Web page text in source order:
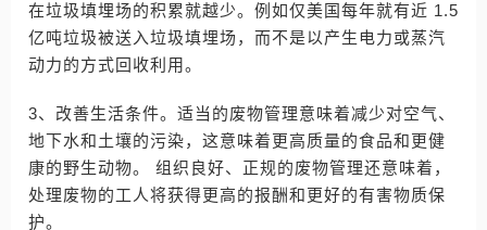
在垃圾填埋场的积累就越少。例如仅美国每年就有近 1.5
亿吨垃圾被送入垃圾填埋场，而不是以产生电力或蒸汽
动力的方式回收利用。
3、改善生活条件。适当的废物管理意味着减少对空气、
地下水和土壤的污染，这意味着更高质量的食品和更健
康的野生动物。 组织良好、正规的废物管理还意味着，
处理废物的工人将获得更高的报酬和更好的有害物质保
护。